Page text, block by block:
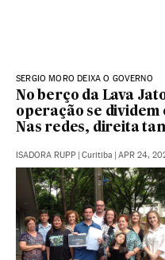
SERGIO MORO DEIXA O GOVERNO
No berço da Lava
operação se
Nas redes, direita
ISADORA RUPP Curitiba APR 24,